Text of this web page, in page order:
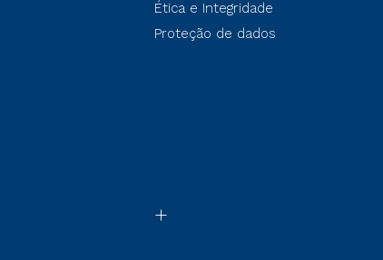
Ética e Integridade
Proteção de dados